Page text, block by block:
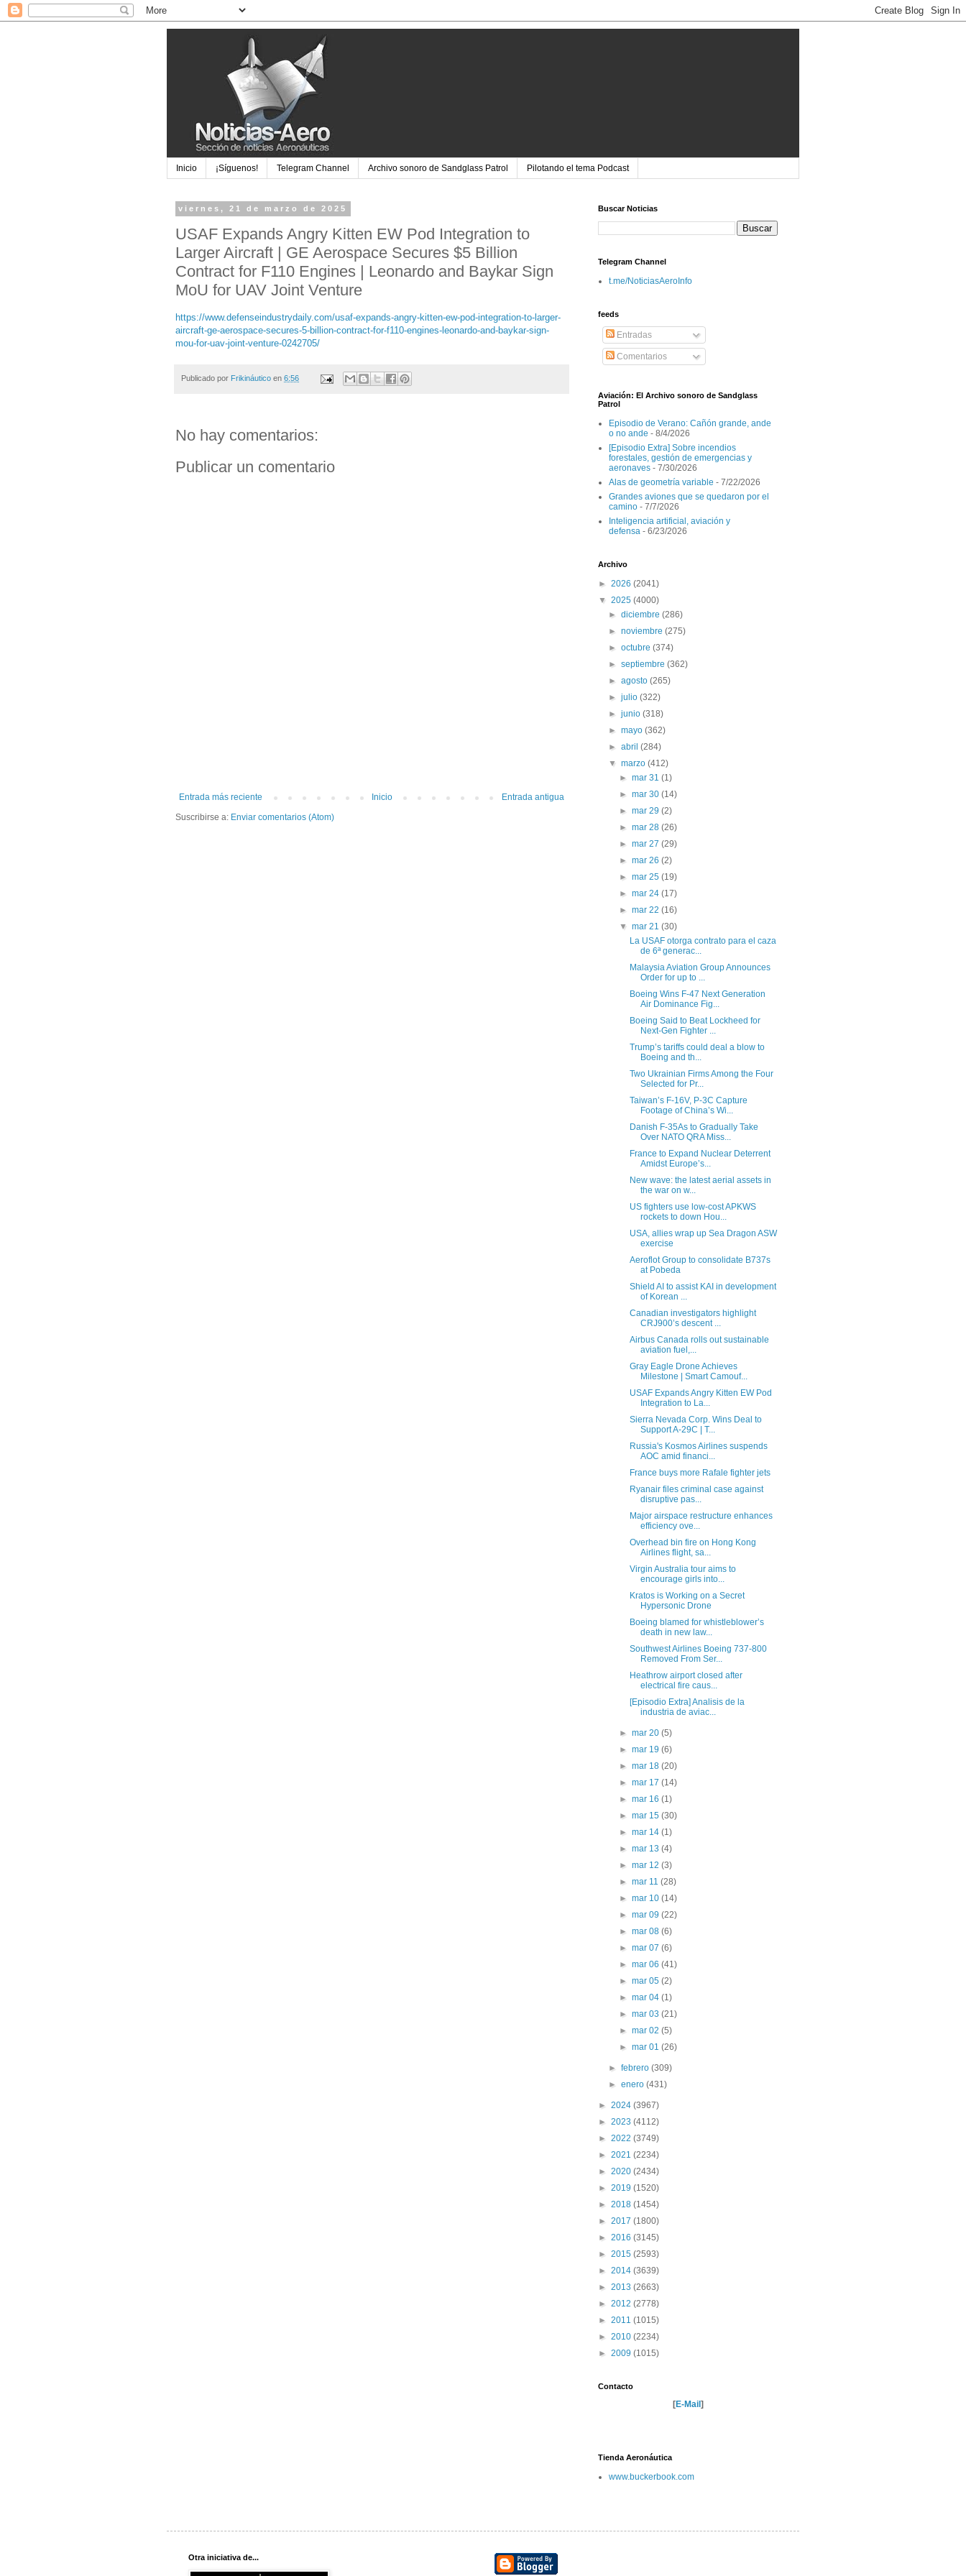
Inicio ¡Síguenos! Telegram Channel Archivo sonoro de Sandglass Patrol Pilotando el tema Podcast
viernes, 21 de marzo de 2025
USAF Expands Angry Kitten EW Pod Integration to
Larger Aircraft | GE Aerospace Secures $5 Billion
Contract for F110 Engines | Leonardo and Baykar Sign
MoU for UAV Joint Venture
https://www.defenseindustrydaily.com/usaf-expands-angry-kitten-ew-pod-integration-to-larger-
aircraft-ge-aerospace-secures-5-billion-contract-for-f110-engines-leonardo-and-baykar-sign-
mou-for-uav-joint-venture-0242705/
Publicado por Frikináutico en 6:56
No hay comentarios:
Publicar un comentario
Entrada más reciente Entrada antigua
Inicio
Suscribirse a: Enviar comentarios (Atom)
Buscar Noticias
Telegram Channel
t.me/NoticiasAeroInfo
feeds
Entradas
Comentarios
Aviación: El Archivo sonoro de Sandglass
Patrol
Episodio de Verano: Cañón grande, ande
o no ande - 8/4/2026
[Episodio Extra] Sobre incendios
forestales, gestión de emergencias y
aeronaves - 7/30/2026
Alas de geometría variable - 7/22/2026
Grandes aviones que se quedaron por el
camino - 7/7/2026
Inteligencia artificial, aviación y
defensa - 6/23/2026
Archivo
► 2026 (2041)
▼ 2025 (4000)
►diciembre(286)
►noviembre(275)
►octubre(374)
►septiembre(362)
►agosto(265)
►julio(322)
►junio(318)
►mayo(362)
►abril(284)
▼marzo(412)
► mar 31 (1)
► mar 30 (14)
► mar 29 (2)
► mar 28 (26)
► mar 27 (29)
► mar 26 (2)
► mar 25 (19)
► mar 24 (17)
► mar 22 (16)
▼ mar 21 (30)
La USAF otorga contrato para el caza
de 6ª generac...
Malaysia Aviation Group Announces
Order for up to ...
Boeing Wins F-47 Next Generation
Air Dominance Fig...
Boeing Said to Beat Lockheed for
Next-Gen Fighter ...
Trump’s tariffs could deal a blow to
Boeing and th...
Two Ukrainian Firms Among the Four
Selected for Pr...
Taiwan’s F-16V, P-3C Capture
Footage of China’s Wi...
Danish F-35As to Gradually Take
Over NATO QRA Miss...
France to Expand Nuclear Deterrent
Amidst Europe’s...
New wave: the latest aerial assets in
the war on w...
US fighters use low-cost APKWS
rockets to down Hou...
USA, allies wrap up Sea Dragon ASW
exercise
Aeroflot Group to consolidate B737s
at Pobeda
​Shield AI to assist KAI in development
of Korean ...
Canadian investigators highlight
CRJ900’s descent ...
Airbus Canada rolls out sustainable
aviation fuel,...
Gray Eagle Drone Achieves
Milestone | Smart Camouf...
USAF Expands Angry Kitten EW Pod
Integration to La...
Sierra Nevada Corp. Wins Deal to
Support A-29C | T...
Russia's Kosmos Airlines suspends
AOC amid financi...
France buys more Rafale fighter jets
Ryanair files criminal case against
disruptive pas...
Major airspace restructure enhances
efficiency ove...
Overhead bin fire on Hong Kong
Airlines flight, sa...
Virgin Australia tour aims to
encourage girls into...
Kratos is Working on a Secret
Hypersonic Drone
Boeing blamed for whistleblower’s
death in new law...
Southwest Airlines Boeing 737-800
Removed From Ser...
Heathrow airport closed after
electrical fire caus...
[Episodio Extra] Analisis de la
industria de aviac...
► mar 20 (5)
► mar 19 (6)
► mar 18 (20)
► mar 17 (14)
► mar 16 (1)
► mar 15 (30)
► mar 14 (1)
► mar 13 (4)
► mar 12 (3)
► mar 11 (28)
► mar 10 (14)
► mar 09 (22)
► mar 08 (6)
► mar 07 (6)
► mar 06 (41)
► mar 05 (2)
► mar 04 (1)
► mar 03 (21)
► mar 02 (5)
► mar 01 (26)
►febrero(309)
►enero(431)
► 2024 (3967)
► 2023 (4112)
► 2022 (3749)
► 2021 (2234)
► 2020 (2434)
► 2019 (1520)
► 2018 (1454)
► 2017 (1800)
► 2016 (3145)
► 2015 (2593)
► 2014 (3639)
► 2013 (2663)
► 2012 (2778)
► 2011 (1015)
► 2010 (2234)
► 2009 (1015)
Contacto
[E-Mail ]
Tienda Aeronáutica
www.buckerbook.com
Otra iniciativa de...